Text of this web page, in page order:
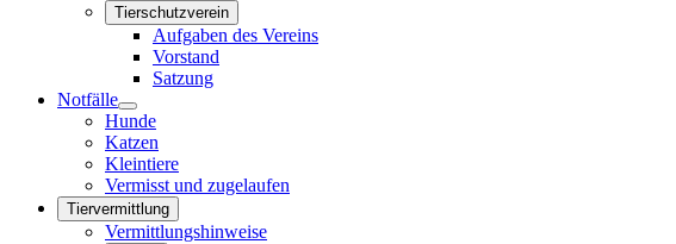
Tierschutzverein
Aufgaben des Vereins
Vorstand
Satzung
Notfälle
Hunde
Katzen
Kleintiere
Vermisst und zugelaufen
Tiervermittlung
Vermittlungshinweise